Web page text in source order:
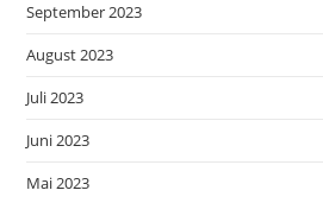
September 2023
August 2023
Juli 2023
Juni 2023
Mai 2023